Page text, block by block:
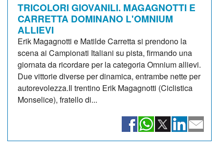
TRICOLORI GIOVANILI. MAGAGNOTTI E
CARRETTA DOMINANO L'OMNIUM
ALLIEVI
Erik Magagnotti e Matilde Carretta si prendono la
scena ai Campionati Italiani su pista, firmando una
giornata da ricordare per la categoria Omnium allievi.
Due vittorie diverse per dinamica, entrambe nette per
autorevolezza.Il trentino Erik Magagnotti (Ciclistica
Monselice), fratello di...